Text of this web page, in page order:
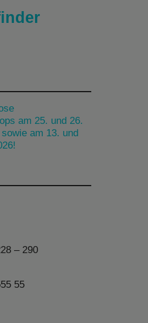
am 25. und 26.
am 13. und
– 290
55